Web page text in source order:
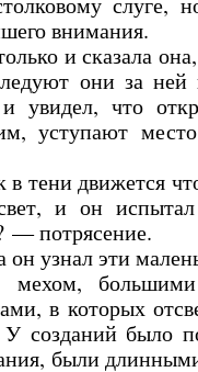
внимания.
и сказала она,
они за
увидел, что
уступают
тени движется
и он
— потрясение.
он узнал эти
мехом,
в которых
созданий было
были